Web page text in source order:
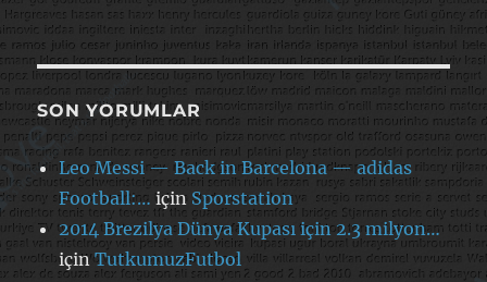
SON YORUMLAR
Leo Messi — Back in Barcelona — adidas
Football:… için Sporstation
2014 Brezilya Dünya Kupası için 2.3 milyon…
içinTutkumuzFutbol